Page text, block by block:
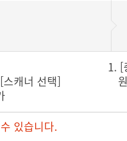
캐너 선택]
1. [
있습니다.